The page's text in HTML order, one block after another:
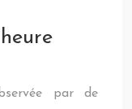
par de